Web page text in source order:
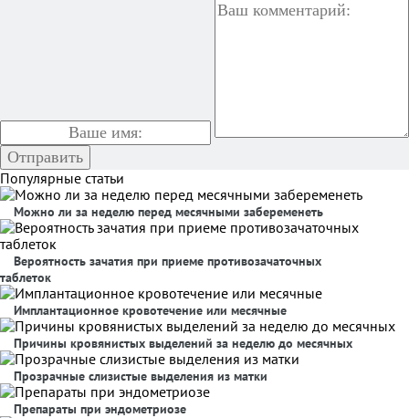
Популярные статьи
Можно ли за неделю перед месячными забеременеть
Вероятность зачатия при приеме противозачаточных
таблеток
Имплантационное кровотечение или месячные
Причины кровянистых выделений за неделю до месячных
Прозрачные слизистые выделения из матки
Препараты при эндометриозе